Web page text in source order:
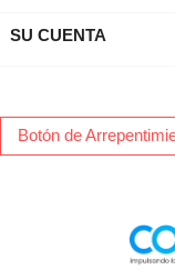
SU CUENTA
Botón de